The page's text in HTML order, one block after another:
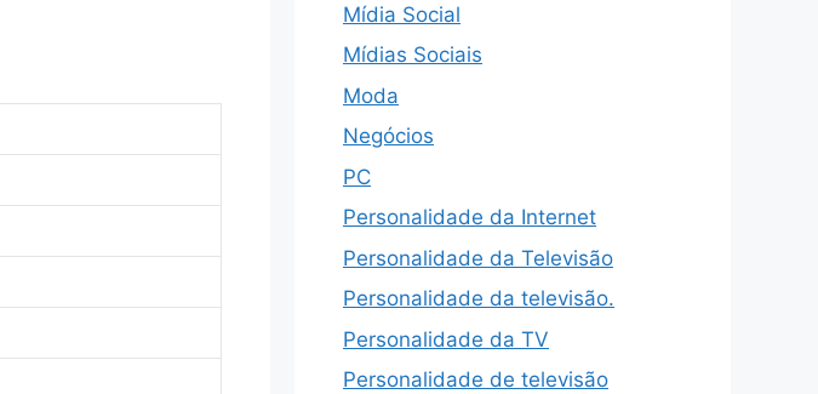
Mídia Social
Mídias Sociais
Moda
Negócios
PC
Personalidade da Internet
Personalidade da Televisão
Personalidade da televisão.
Personalidade da TV
Personalidade de televisão